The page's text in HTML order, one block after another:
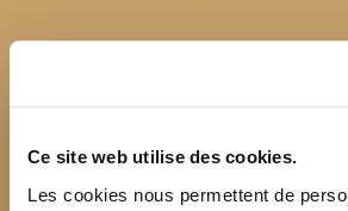
Ce site web utilise des cookies.
Les cookies nous permettent de